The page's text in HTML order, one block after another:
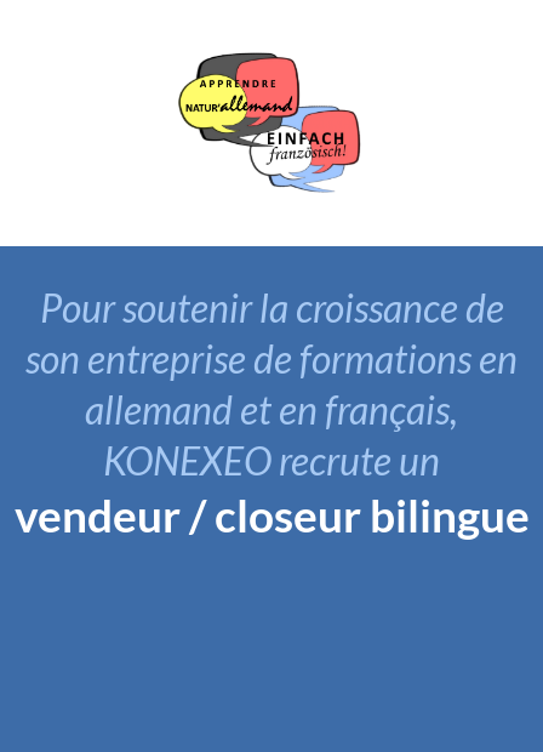
Pour soutenir la croissance de
son entreprise de formations en
allemand et en français,
KONEXEO recrute un
vendeur / closeur bilingue